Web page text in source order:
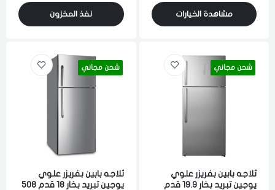
مشاهدة الخيارات نفذ المخزون
شحن مجاني
ثلاجه بابين بفريزر علوي
يوجين تبريد بخار 19.9 قدم
شحن مجاني
ثلاجه بابين بفريزر علوي
يوجين تبريد بخار 18 قدم 508